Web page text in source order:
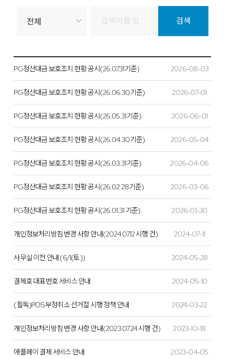
PG정산대금 보호조치 현황 공시(26.07.31기준) 2026-08-03
PG정산대금 보호조치 현황 공시(26.06.30기준) 2026-07-01
PG정산대금 보호조치 현황 공시(26.05.31기준) 2026-06-01
PG정산대금 보호조치 현황 공시(26.04.30기준) 2026-05-04
PG정산대금 보호조치 현황 공시(26.03.31기준) 2026-04-06
PG정산대금 보호조치 현황 공시(26.02.28기준) 2026-03-06
PG정산대금 보호조치 현황 공시(26.01.31 기준) 2026-01-30
개인정보처리방침 변경 사항 안내(2024.07.12 시행 건) 2024-07-11
사무실 이전 안내 (6/1(토)) 2024-05-28
결제호 대표번호 서비스 안내 2024-05-10
(필독)POS 부정취소 선거절 시행 정책 안내 2024-03-22
개인정보처리방침 변경 사항 안내(2023.07.24 시행 건) 2023-10-18
애플페이 결제 서비스 안내 2023-04-05